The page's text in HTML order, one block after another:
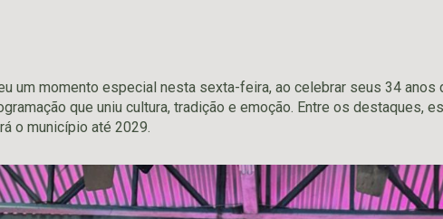
um momento especial nesta sexta-feira, ao celebrar seus 34 anos
que uniu cultura, tradição e emoção. Entre os destaques,
o município até 2029.